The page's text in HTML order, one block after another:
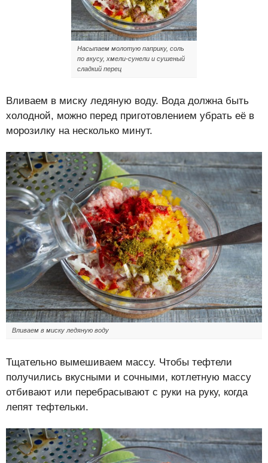
Насыпаем молотую паприку, соль
по вкусу, хмели-сунели и сушеный
сладкий перец
Вливаем в миску ледяную воду. Вода должна быть
холодной, можно перед приготовлением убрать её в
морозилку на несколько минут.
Вливаем в миску ледяную воду
Тщательно вымешиваем массу. Чтобы тефтели
получились вкусными и сочными, котлетную массу
отбивают или перебрасывают с руки на руку, когда
лепят тефтельки.